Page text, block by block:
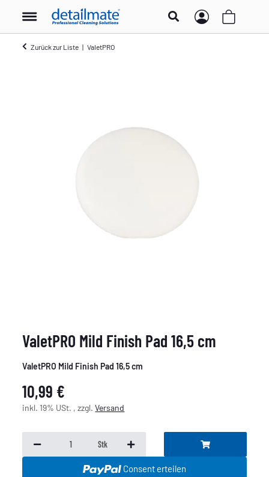
Zurück zur Liste ValetPRO
ValetPRO Mild Finish Pad 16,5 cm
ValetPRO Mild Finish Pad 16,5 cm
10,99 €
inkl. 19% USt. , zzgl.Versand
Stk
Consent erteilen